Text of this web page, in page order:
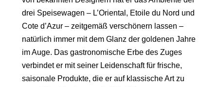
drei Speisewagen – L’Oriental, Etoile du Nord und
Cote d’Azur – zeitgemäß verschönern lassen –
natürlich immer mit dem Glanz der goldenen Jahre
im Auge. Das gastronomische Erbe des Zuges
verbindet er mit seiner Leidenschaft für frische,
saisonale Produkte, die er auf klassische Art zu